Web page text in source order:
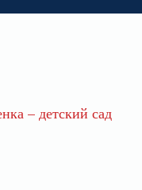
– детский сад